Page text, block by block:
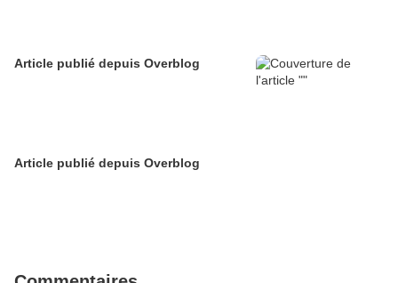
Article publié depuis Overblog
Article publié depuis Overblog